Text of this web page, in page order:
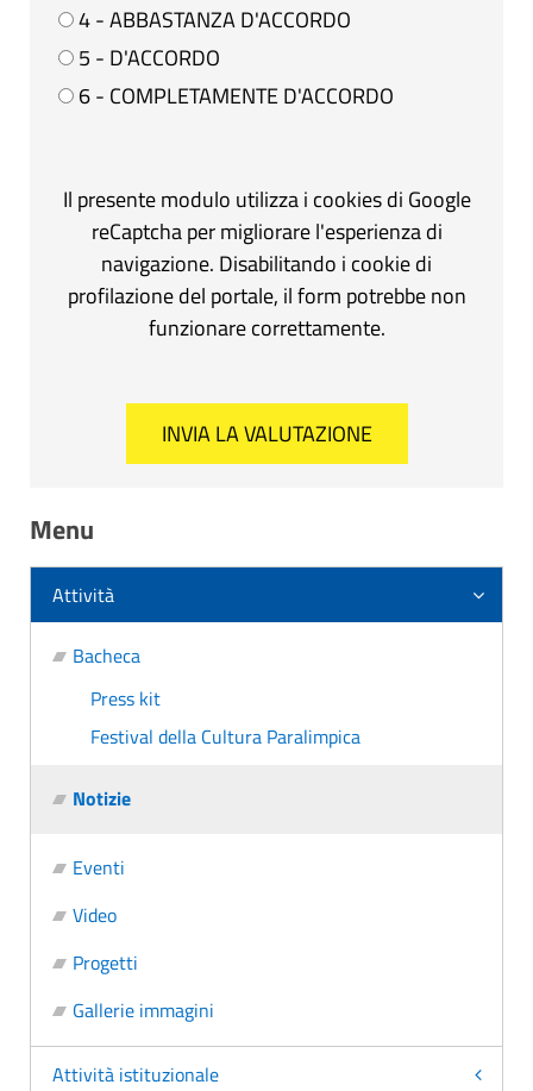
4 - ABBASTANZA D'ACCORDO
5 - D'ACCORDO
6 - COMPLETAMENTE D'ACCORDO
Il presente modulo utilizza i cookies di Google
reCaptcha per migliorare l'esperienza di
navigazione. Disabilitando i cookie di
profilazione del portale, il form potrebbe non
funzionare correttamente.
Menu
Attività
Bacheca
Press kit
Festival della Cultura Paralimpica
Notizie
Eventi
Video
Progetti
Gallerie immagini
Attività istituzionale